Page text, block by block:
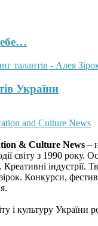
України
& Culture News –
світу з 1990 року.
індустрії.
Конкурси,
і культуру України